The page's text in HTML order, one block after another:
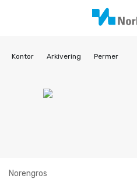
Kontor Arkivering Permer
Norengros